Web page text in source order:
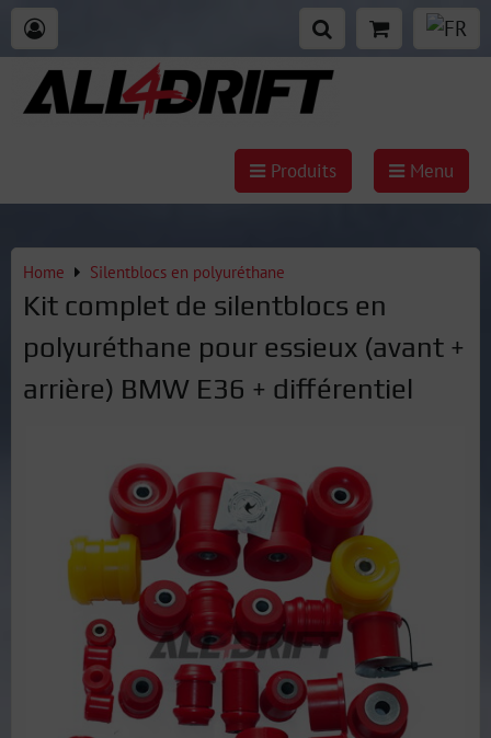
Produits Menu
Home Silentblocs en polyuréthane
Kit complet de silentblocs en
polyuréthane pour essieux (avant +
arrière) BMW E36 + différentiel